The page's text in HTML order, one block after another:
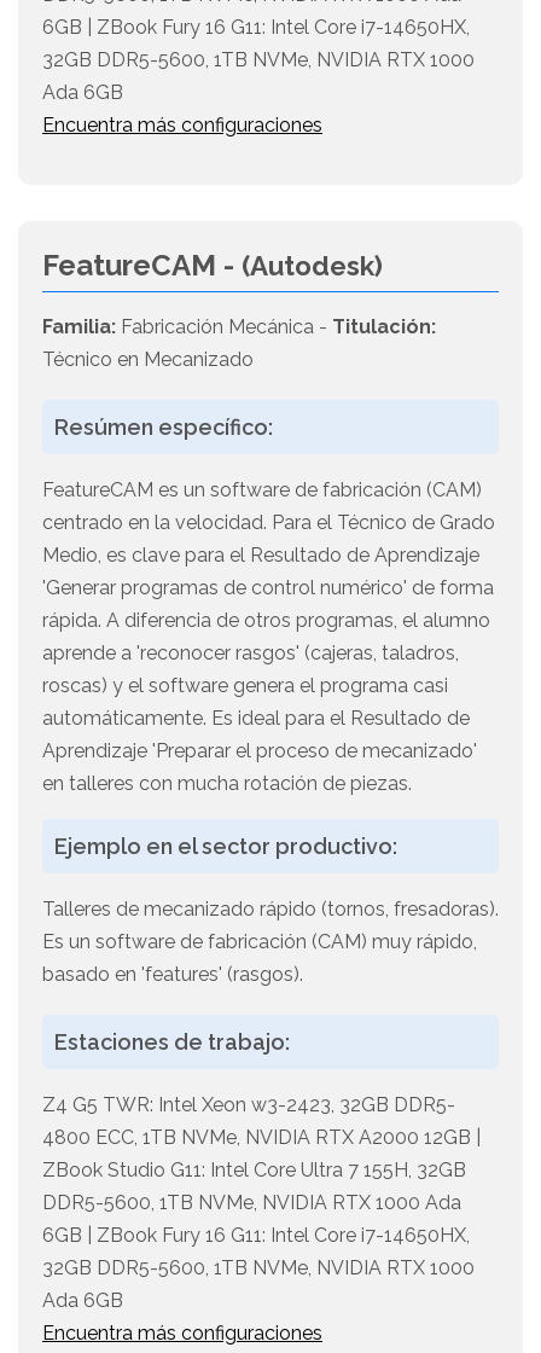
6GB | ZBook Fury 16 G11: Intel Core i7-14650HX,
32GB DDR5-5600, 1TB NVMe, NVIDIA RTX 1000
Ada 6GB
Encuentra más configuraciones
FeatureCAM - (Autodesk)
Familia: Fabricación Mecánica - Titulación:
Técnico en Mecanizado
Resúmen específico:
FeatureCAM es un software de fabricación (CAM)
centrado en la velocidad. Para el Técnico de Grado
Medio, es clave para el Resultado de Aprendizaje
'Generar programas de control numérico' de forma
rápida. A diferencia de otros programas, el alumno
aprende a 'reconocer rasgos' (cajeras, taladros,
roscas) y el software genera el programa casi
automáticamente. Es ideal para el Resultado de
Aprendizaje 'Preparar el proceso de mecanizado'
en talleres con mucha rotación de piezas.
Ejemplo en el sector productivo:
Talleres de mecanizado rápido (tornos, fresadoras).
Es un software de fabricación (CAM) muy rápido,
basado en 'features' (rasgos).
Estaciones de trabajo:
Z4 G5 TWR: Intel Xeon w3-2423, 32GB DDR5-
4800 ECC, 1TB NVMe, NVIDIA RTX A2000 12GB |
ZBook Studio G11: Intel Core Ultra 7 155H, 32GB
DDR5-5600, 1TB NVMe, NVIDIA RTX 1000 Ada
6GB | ZBook Fury 16 G11: Intel Core i7-14650HX,
32GB DDR5-5600, 1TB NVMe, NVIDIA RTX 1000
Ada 6GB
Encuentra más configuraciones